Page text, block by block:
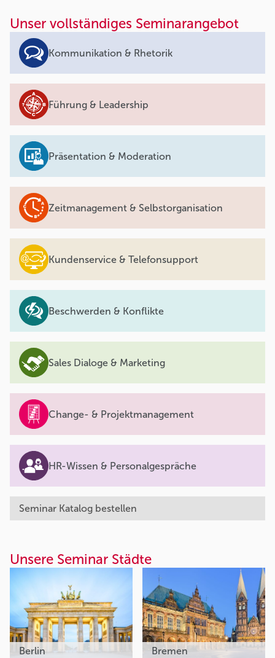
Unser vollständiges Seminarangebot
Kommunikation & Rhetorik
Führung & Leadership
Präsentation & Moderation
Zeitmanagement & Selbstorganisation
Kundenservice & Telefonsupport
Beschwerden & Konflikte
Sales Dialoge & Marketing
Change- & Projektmanagement
HR-Wissen & Personalgespräche
Seminar Katalog bestellen
Unsere Seminar Städte
Berlin Bremen